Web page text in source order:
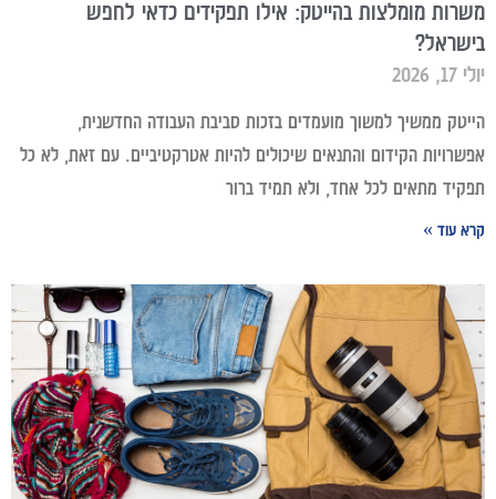
משרות מומלצות בהייטק: אילו תפקידים כדאי לחפש
בישראל?
יולי 17, 2026
הייטק ממשיך למשוך מועמדים בזכות סביבת העבודה החדשנית,
אפשרויות הקידום והתנאים שיכולים להיות אטרקטיביים. עם זאת, לא כל
תפקיד מתאים לכל אחד, ולא תמיד ברור
קרא עוד »